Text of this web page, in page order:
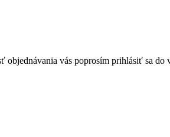
vás poprosím prihlásiť sa